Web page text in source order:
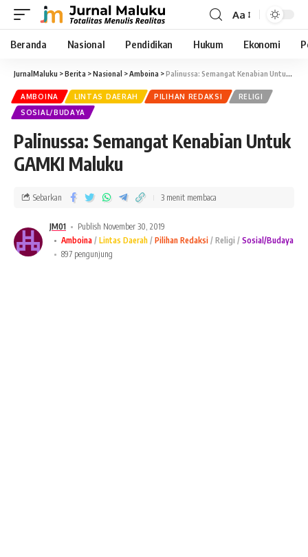
Aa
Beranda Nasional Pendidikan Hukum Ekonomi
JurnalMaluku >Berita >Nasional >Amboina >Palinussa: Semangat Kenabian Untuk GAMKI Maluku
AMBOINA LINTAS DAERAH PILIHAN REDAKSI
RELIGI
SOSIAL/BUDAYA
Palinussa: Semangat Kenabian Untuk
GAMKI Maluku
JM01
Publish November 30, 2019
Amboina
Lintas Daerah Pilihan Redaksi Religi
Sosial/Budaya
897 pengunjung
Sebarkan 3 menit membaca